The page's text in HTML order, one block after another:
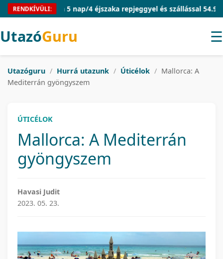
RENDKÍVÜLI:
Mallorca 5 nap/4 éjszaka repjeggyel és szállással 54.910 Ft/fő
UtazóGuru ☰
Utazóguru / Hurrá utazunk / Úticélok / Mallorca: A
Mediterrán gyöngyszem
ÚTICÉLOK
Mallorca: A Mediterrán
gyöngyszem
Havasi Judit
2023. 05. 23.